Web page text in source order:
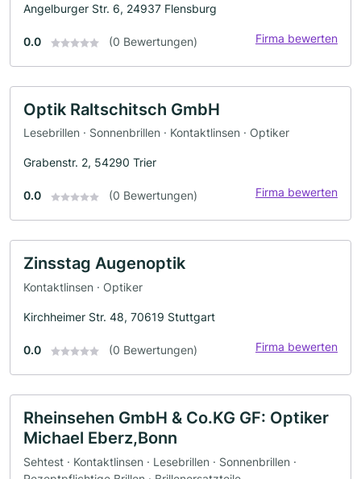
Angelburger Str. 6, 24937 Flensburg
0.0 (0 Bewertungen) Firma bewerten
Optik Raltschitsch GmbH
Lesebrillen · Sonnenbrillen · Kontaktlinsen · Optiker
Grabenstr. 2, 54290 Trier
0.0 (0 Bewertungen) Firma bewerten
Zinsstag Augenoptik
Kontaktlinsen · Optiker
Kirchheimer Str. 48, 70619 Stuttgart
0.0 (0 Bewertungen) Firma bewerten
Rheinsehen GmbH & Co.KG GF: Optiker
Michael Eberz,Bonn
Sehtest · Kontaktlinsen · Lesebrillen · Sonnenbrillen ·